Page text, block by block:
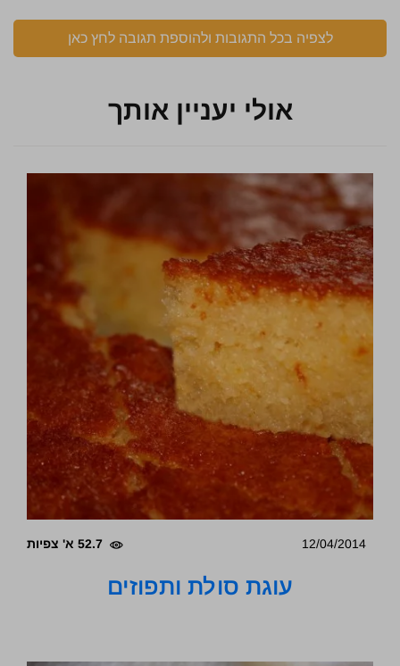
לצפיה בכל התגובות ולהוספת תגובה לחץ כאן
אולי יעניין אותך
12/04/2014 52.7 א' צפיות
עוגת סולת ותפוזים